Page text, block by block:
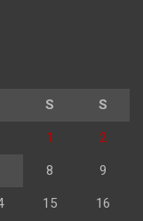
S S
1 2
8 9
15 16